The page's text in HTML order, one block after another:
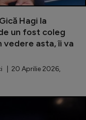
Hagi la
un fost coleg
vedere asta, îi va
| 20 Aprilie 2026,